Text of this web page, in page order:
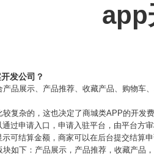
app
发公司？
品展示、产品推荐、收藏产品、购物车
较复杂的，这也决定了商城类APP的开
过申请入口，申请入驻平台，由平台方
可结算金额，商家可以在后台提交结算申
如下：产品展示，产品推荐，收藏产品